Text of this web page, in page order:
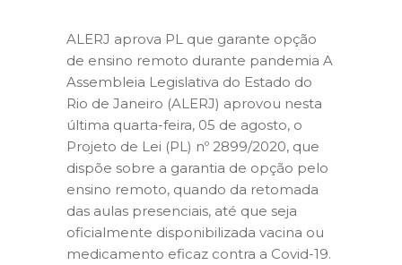
ALERJ aprova PL que garante opção
de ensino remoto durante pandemia A
Assembleia Legislativa do Estado do
Rio de Janeiro (ALERJ) aprovou nesta
última quarta-feira, 05 de agosto, o
Projeto de Lei (PL) nº 2899/2020, que
dispõe sobre a garantia de opção pelo
ensino remoto, quando da retomada
das aulas presenciais, até que seja
oficialmente disponibilizada vacina ou
medicamento eficaz contra a Covid-19.